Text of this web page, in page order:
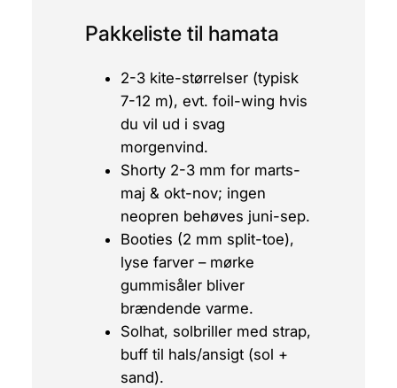
Pakkeliste til hamata
2-3 kite-størrelser (typisk
7-12 m), evt. foil-wing hvis
du vil ud i svag
morgenvind.
Shorty 2-3 mm for marts-
maj & okt-nov; ingen
neopren behøves juni-sep.
Booties (2 mm split-toe),
lyse farver – mørke
gummisåler bliver
brændende varme.
Solhat, solbriller med strap,
buff til hals/ansigt (sol +
sand).